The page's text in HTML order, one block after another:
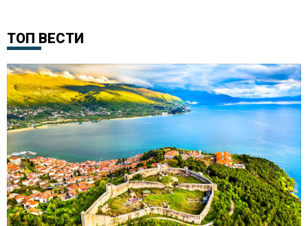
ТОП ВЕСТИ